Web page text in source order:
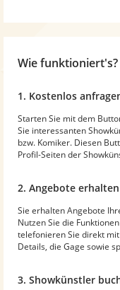
Wie funktioniert's?
1. Kostenlos
Starten Sie mit dem
Sie interessanten
bzw. Komiker. Diesen
Profil-Seiten der
2. Angebote
Sie erhalten Angebote
Nutzen Sie die
telefonieren Sie direkt
Details, die Gage sowie
3. Showkünstler